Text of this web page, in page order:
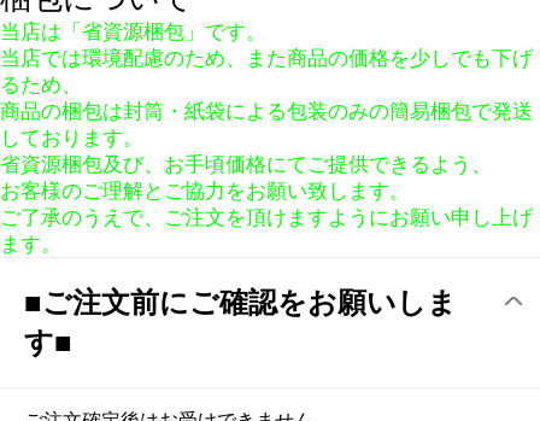
定型外（メール便）商品未着、住所不明、住所変更など
について
１、紛失保障は御座いませんので、戻らないかぎり再手
配しかねます、何卒ご了承ください
２、どんな理由（住所不明、投函不可など）でも商品が
弊社に戻った場合
再発送するには別途送料および再発送手数料がかかりま
す
送料は郵便局の規定どおり
100g--220 往復 420円
150g---290 往復 500円
250g----340 往復 540円
500g-----500 往復 700円
再発送手数料は一律100円+商品税にさせて頂きます